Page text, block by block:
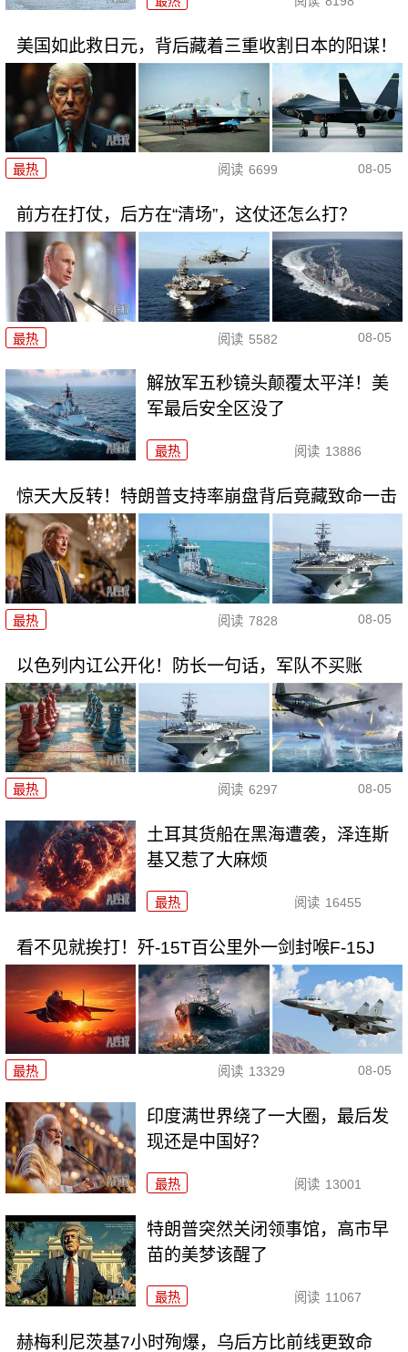
美国如此救日元，背后藏着三重收割日本的阳谋！
最热 阅读 6699 08-05
前方在打仗，后方在“清场”，这仗还怎么打？
最热 阅读 5582 08-05
解放军五秒镜头颠覆太平洋！美
军最后安全区没了
最热 阅读 13886
惊天大反转！特朗普支持率崩盘背后竟藏致命一击
最热 阅读 7828 08-05
以色列内讧公开化！防长一句话，军队不买账
最热 阅读 6297 08-05
土耳其货船在黑海遭袭，泽连斯
基又惹了大麻烦
最热 阅读 16455
看不见就挨打！歼-15T百公里外一剑封喉F-15J
最热 阅读 13329 08-05
印度满世界绕了一大圈，最后发
现还是中国好？
最热 阅读 13001
特朗普突然关闭领事馆，高市早
苗的美梦该醒了
最热 阅读 11067
赫梅利尼茨基7小时殉爆，乌后方比前线更致命